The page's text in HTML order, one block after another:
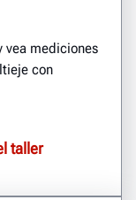
vea mediciones
con
taller